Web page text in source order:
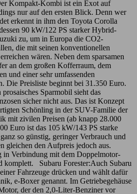
Kompakt-Kombi ist ein Exot auf
nur auf den ersten Blick. Denn wer
erkennt in ihm den Toyota Corolla
90 kW/122 PS starker Hybrid-
zu, um in Europa die CO2-
die mit seinen konventionellen
wären. Neben dem sparsamen
an dem großen Kofferraum, dem
und einer sehr umfassenden
Die Preisliste beginnt bei 31.350 Euro.
Sparmobil sieht das
sicher nicht aus. Das ist Konzept
Schönling in der SUV-Familie der
mit zivilen Preisen (ab knapp 28.000
Euro ist das 105 kW/143 PS starke
so günstig, geringer Verbrauch und
gleichen den Aufpreis jedoch aus.
in Verbindung mit dem Doppelmotor-
komplett. Subaru Forester:Auch Subaru
Fahrzeuge drücken und wählt dafür
e-Boxer genannt. Im Getriebegehäuse
der den 2,0-Liter-Benziner vor